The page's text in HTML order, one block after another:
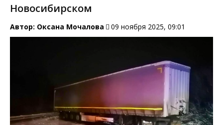
Новосибирском
Автор: Оксана Мочалова 09 ноября 2025, 09:01